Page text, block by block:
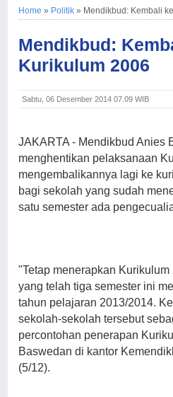
Home » Politik » Mendikbud: Kembali
Mendikbud:
Kurikulum 2006
Sabtu, 06 Desember 2014 07.09 WIB
JAKARTA - Mendikbud Anies
menghentikan pelaksanaan
mengembalikannya lagi ke
bagi sekolah yang sudah
satu semester ada
"Tetap menerapkan
yang telah tiga semester ini
tahun pelajaran 2013/2014.
sekolah-sekolah tersebut
percontohan penerapan
Baswedan di kantor
(5/12).